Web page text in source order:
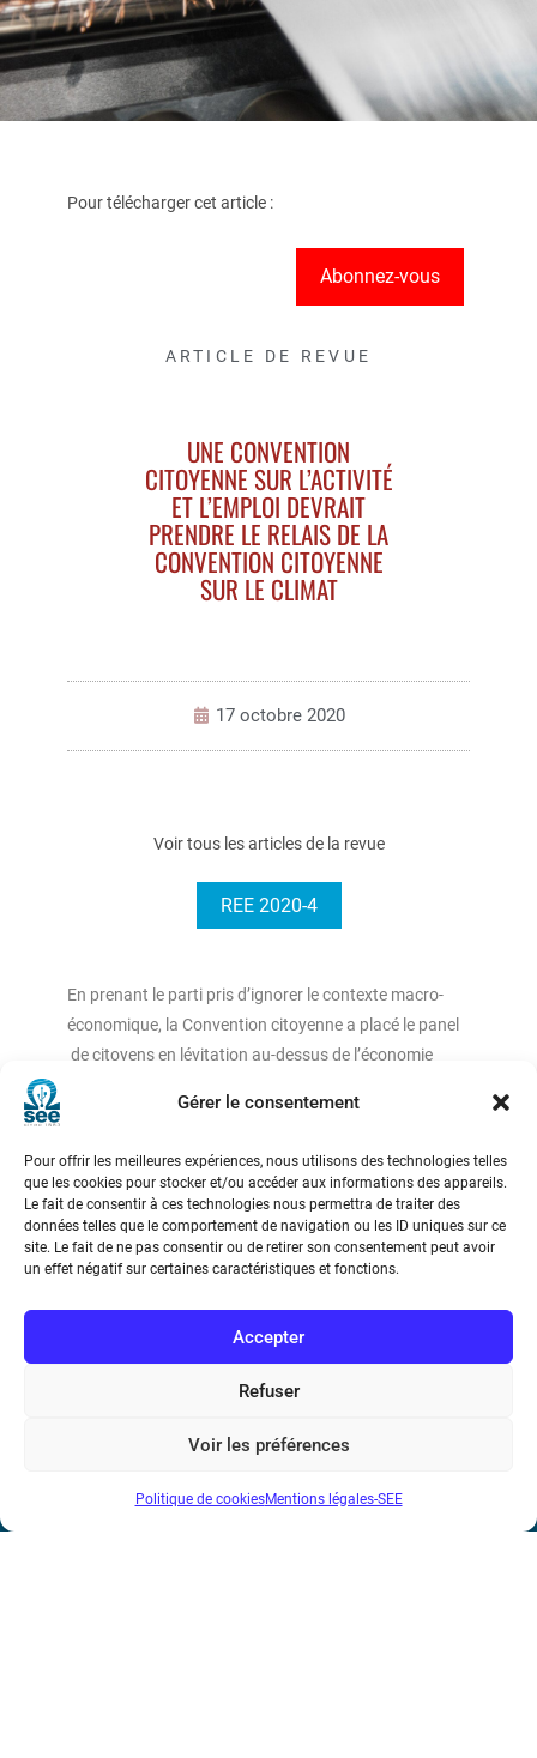
Gérer le consentement
Pour offrir les meilleures expériences, nous utilisons des technologies telles
que les cookies pour stocker et/ou accéder aux informations des appareils.
Le fait de consentir à ces technologies nous permettra de traiter des
données telles que le comportement de navigation ou les ID uniques sur ce
site. Le fait de ne pas consentir ou de retirer son consentement peut avoir
un effet négatif sur certaines caractéristiques et fonctions.
Accepter
Refuser
Voir les préférences
Politique de cookiesMentions légales-SEE
Pour télécharger cet article :
Abonnez-vous
ARTICLE DE REVUE
UNE CONVENTION
CITOYENNE SUR L’ACTIVITÉ
ET L’EMPLOI DEVRAIT
PRENDRE LE RELAIS DE LA
CONVENTION CITOYENNE
SUR LE CLIMAT
17 octobre 2020
Voir tous les articles de la revue
REE 2020-4
En prenant le parti pris d’ignorer le contexte macro-
économique, la Convention citoyenne a placé le panel
de citoyens en lévitation au-dessus de l’économie
la relance de l’électricité, alors que celle-ci remplit
climatique et celui de la localisation de l’activité en
France. Peut-on imaginer une Convention citoyenne
sur l’activité et l’emploi pour rééquilibrer le projet ?
Société de l’Electricité, de l’Electronique et des Technologies